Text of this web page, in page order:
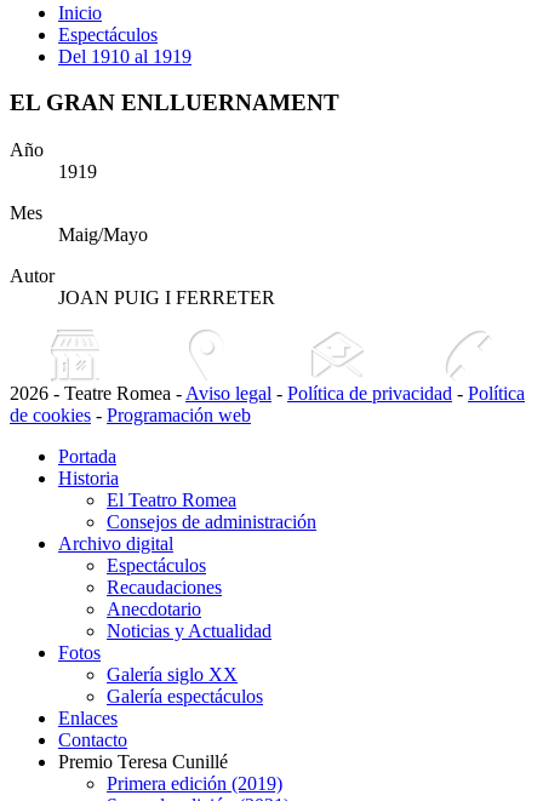
Inicio
Espectáculos
Del 1910 al 1919
EL GRAN ENLLUERNAMENT
Año
1919
Mes
Maig/Mayo
Autor
JOAN PUIG I FERRETER
2026 - Teatre Romea - Aviso legal - Política de privacidad - Política
de cookies - Programación web
Portada
Historia
El Teatro Romea
Consejos de administración
Archivo digital
Espectáculos
Recaudaciones
Anecdotario
Noticias y Actualidad
Fotos
Galería siglo XX
Galería espectáculos
Enlaces
Contacto
Premio Teresa Cunillé
Primera edición (2019)